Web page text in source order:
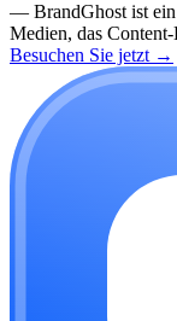
— BrandGhost ist
Medien, das
Besuchen Sie jetzt →